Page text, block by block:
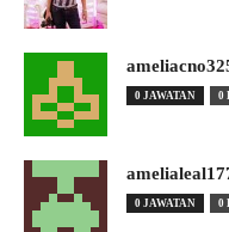
0 JAWATAN 0
0 JAWATAN 0